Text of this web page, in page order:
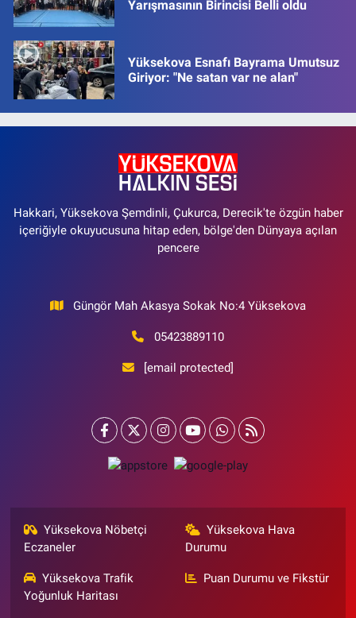
Yarışmasının Birincisi Belli oldu
Yüksekova Esnafı Bayrama Umutsuz
Giriyor: "Ne satan var ne alan"
Hakkari, Yüksekova Şemdinli, Çukurca, Derecik'te özgün haber
içeriğiyle okuyucusuna hitap eden, bölge'den Dünyaya açılan
pencere
Güngör Mah Akasya Sokak No:4 Yüksekova
05423889110
[email protected]
Yüksekova Nöbetçi
Eczaneler
Yüksekova Hava
Durumu
Yüksekova Trafik
Yoğunluk Haritası
Puan Durumu ve Fikstür